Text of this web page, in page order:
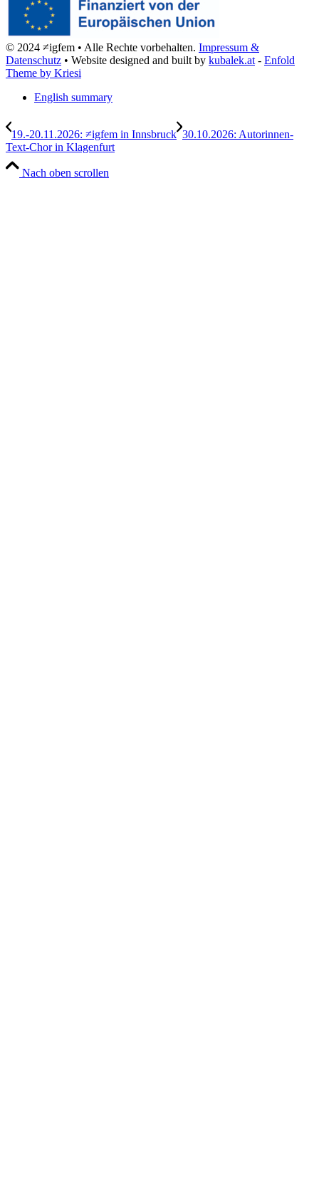
© 2024 ≠igfem • Alle Rechte vorbehalten. Impressum &
Datenschutz • Website designed and built by kubalek.at - Enfold
Theme by Kriesi
English summary
19.-20.11.2026: ≠igfem in Innsbruck 30.10.2026: Autorinnen-
Text-Chor in Klagenfurt
Nach oben scrollen